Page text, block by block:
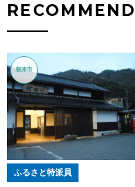
RECOMMEND
朝来市
ふるさと特派員